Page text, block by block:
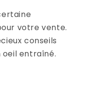
votre vente.
conseils
oeil entraîné.